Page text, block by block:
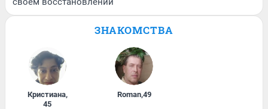
ЗНАКОМСТВА
Кристиана,
45
Roman,49